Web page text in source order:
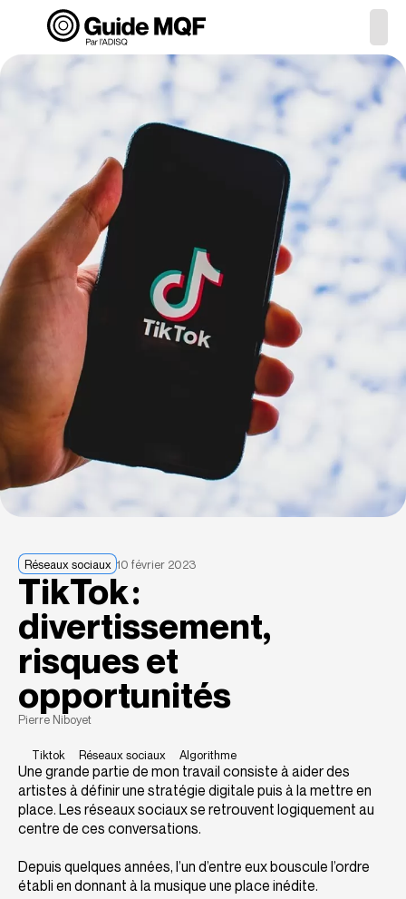
Réseaux sociaux 10 février 2023
TikTok :
divertissement,
risques et
opportunités
Pierre Niboyet
Tiktok Réseaux sociaux Algorithme
Une grande partie de mon travail consiste à aider des
artistes à définir une stratégie digitale puis à la mettre en
place. Les réseaux sociaux se retrouvent logiquement au
centre de ces conversations.
Depuis quelques années, l’un d’entre eux bouscule l’ordre
établi en donnant à la musique une place inédite.